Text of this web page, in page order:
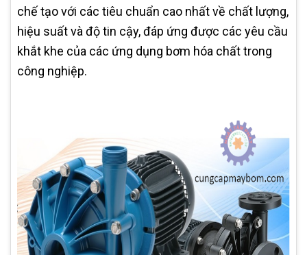
chế tạo với các tiêu chuẩn cao nhất về chất lượng,
hiệu suất và độ tin cậy, đáp ứng được các yêu cầu
khắt khe của các ứng dụng bơm hóa chất trong
công nghiệp.